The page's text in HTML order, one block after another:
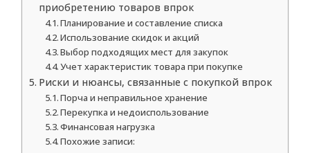
приобретению товаров впрок
Планирование и составление списка
Использование скидок и акций
Выбор подходящих мест для закупок
Учет характеристик товара при покупке
Риски и нюансы, связанные с покупкой впрок
Порча и неправильное хранение
Перекупка и недоиспользование
Финансовая нагрузка
Похожие записи: